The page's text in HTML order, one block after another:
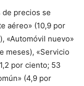
de precios se
aéreo» (10,9 por
«Automóvil nuevo»
meses), «Servicio
por ciento; 53
(4,9 por